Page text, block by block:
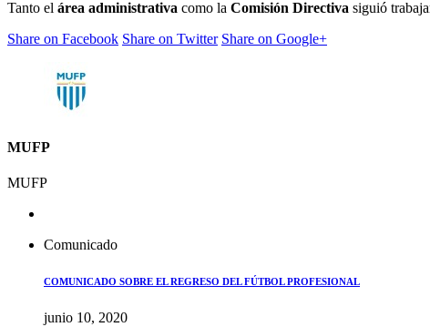
Tanto el área administrativa como la Comisión Directiva siguió
Share on Facebook Share on Twitter Share on Google+
MUFP
MUFP
Comunicado
COMUNICADO SOBRE EL REGRESO DEL FÚTBOL PROFESIONAL
junio 10, 2020